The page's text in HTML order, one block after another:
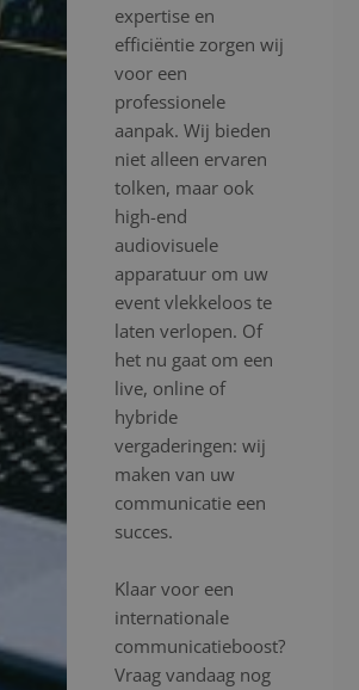
expertise en
efficiëntie zorgen wij
voor een
professionele
aanpak. Wij bieden
niet alleen ervaren
tolken, maar ook
high-end
audiovisuele
apparatuur om uw
event vlekkeloos te
laten verlopen. Of
het nu gaat om een
live, online of
hybride
vergaderingen: wij
maken van uw
communicatie een
succes.
Klaar voor een
internationale
communicatieboost?
Vraag vandaag nog